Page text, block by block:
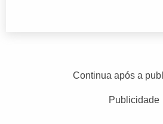
Continua após a
Publicidade